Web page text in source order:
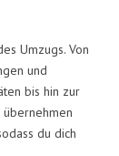
Umzugs. Von
und
bis hin zur
du dich